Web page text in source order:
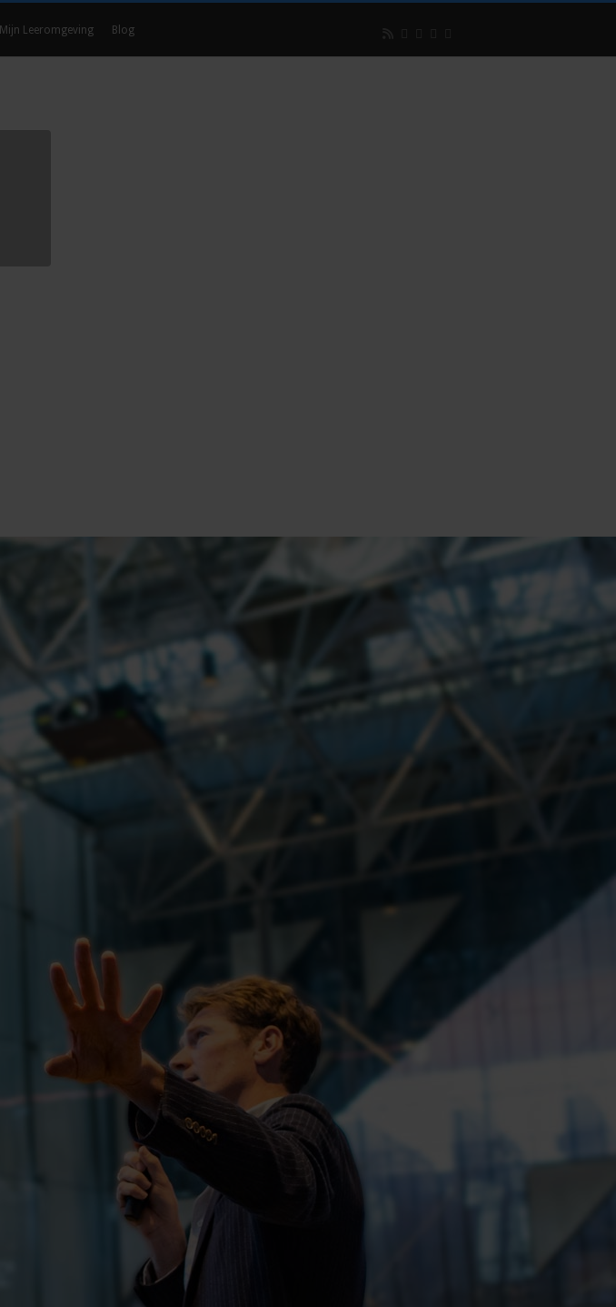
Mijn Leeromgeving Blog